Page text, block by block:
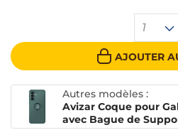
1
AJOUTER
Autres modèles :
Avizar Coque pour
avec Bague de